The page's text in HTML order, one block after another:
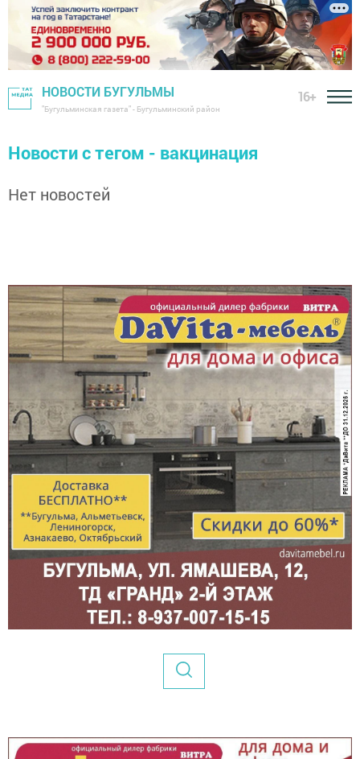
НОВОСТИ БУГУЛЬМЫ
"Бугульминская газета" - Бугульминский район
16+
Новости с тегом - вакцинация
Нет новостей